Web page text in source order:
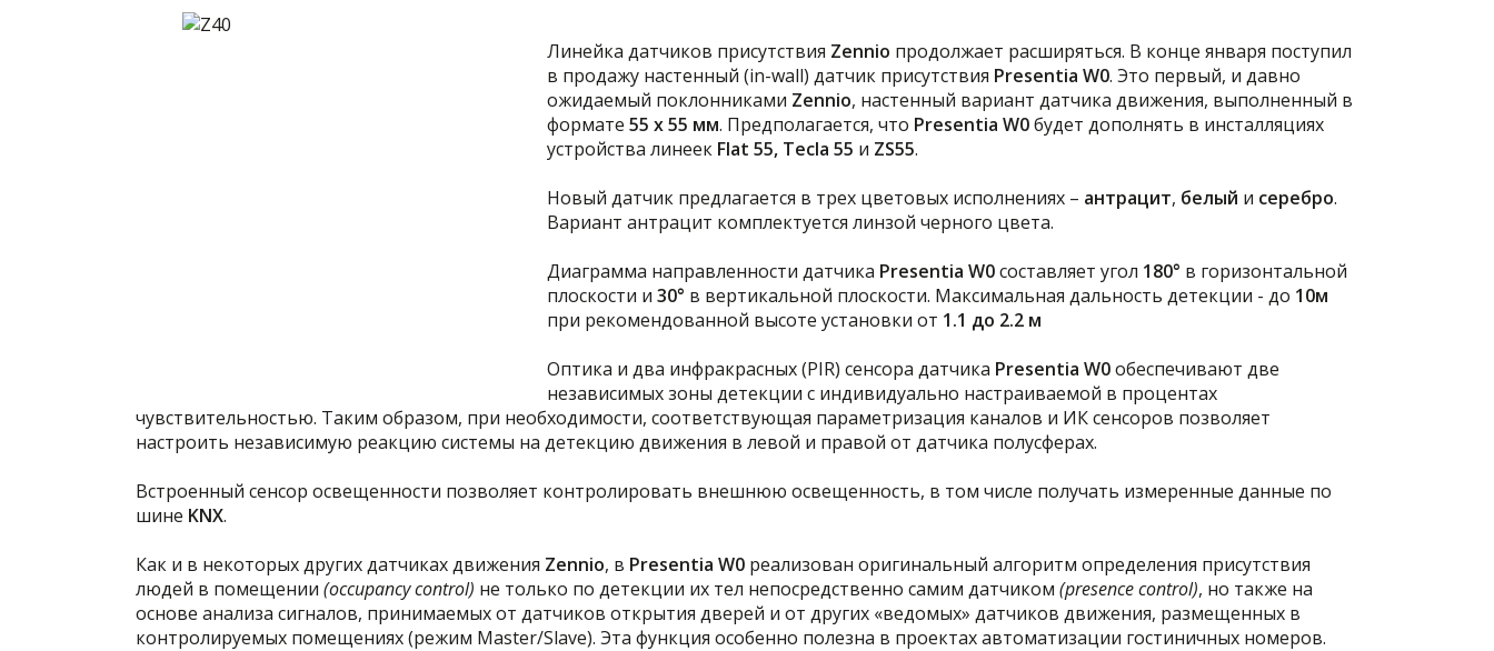
Линейка датчиков присутствия Zennio продолжает расширяться. В конце января поступил
в продажу настенный (in-wall) датчик присутствия Presentia W0. Это первый, и давно
ожидаемый поклонниками Zennio, настенный вариант датчика движения, выполненный в
формате 55 х 55 мм. Предполагается, что Presentia W0будет дополнять в инсталляциях
устройства линеек Flat 55, Tecla 55 и ZS55.
Новый датчик предлагается в трех цветовых исполнениях – антрацит, белый и серебро.
Вариант антрацит комплектуется линзой черного цвета.
Диаграмма направленности датчика Presentia W0составляет угол 180° в горизонтальной
плоскости и 30° в вертикальной плоскости. Максимальная дальность детекции - до 10м
при рекомендованной высоте установки от 1.1 до 2.2 м
Оптика и два инфракрасных (PIR) сенсора датчика Presentia W0обеспечивают две
независимых зоны детекции с индивидуально настраиваемой в процентах
чувствительностью. Таким образом, при необходимости, соответствующая параметризация каналов и ИК сенсоров позволяет
настроить независимую реакцию системы на детекцию движения в левой и правой от датчика полусферах.
Встроенный сенсор освещенности позволяет контролировать внешнюю освещенность, в том числе получать измеренные данные по
шине KNX.
Как и в некоторых других датчиках движения Zennio, в Presentia W0 реализован оригинальный алгоритм определения присутствия
людей в помещении (occupancy control) не только по детекции их тел непосредственно самим датчиком (presence control), но также на
основе анализа сигналов, принимаемых от датчиков открытия дверей и от других «ведомых» датчиков движения, размещенных в
контролируемых помещениях (режим Master/Slave). Эта функция особенно полезна в проектах автоматизации гостиничных номеров.